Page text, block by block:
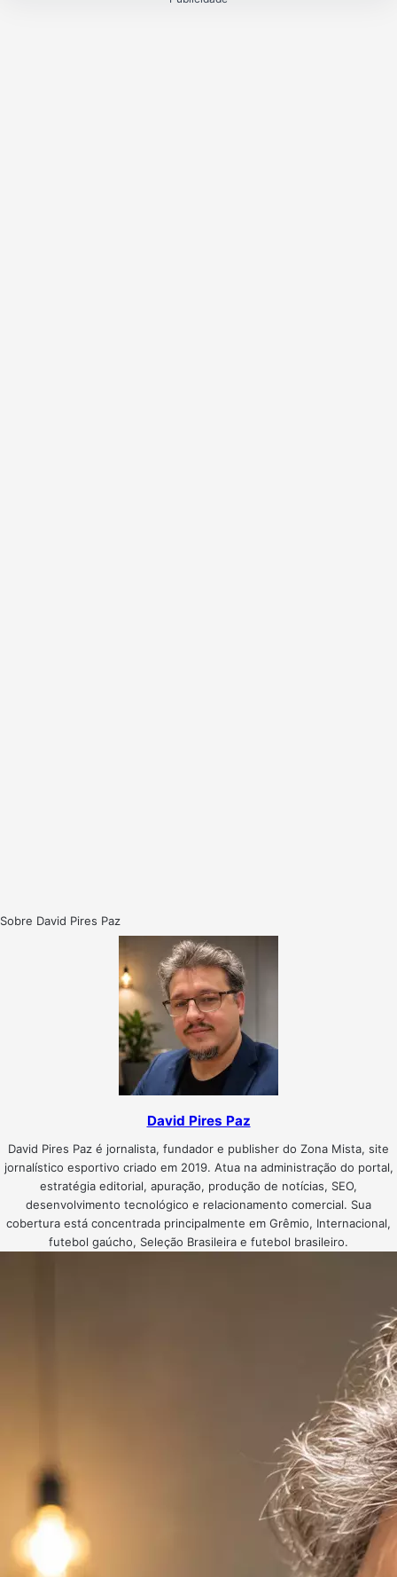
Sobre David Pires Paz
David Pires Paz
David Pires Paz é jornalista, fundador e publisher do Zona Mista, site
jornalístico esportivo criado em 2019. Atua na administração do portal,
estratégia editorial, apuração, produção de notícias, SEO,
desenvolvimento tecnológico e relacionamento comercial. Sua
cobertura está concentrada principalmente em Grêmio, Internacional,
futebol gaúcho, Seleção Brasileira e futebol brasileiro.